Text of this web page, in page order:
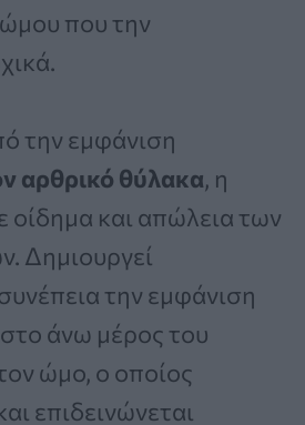
που την
την εμφάνιση
αρθρικό θύλακα, η
οίδημα και απώλεια των
Δημιουργεί
την εμφάνιση
άνω μέρος του
ώμο, ο οποίος
επιδεινώνεται